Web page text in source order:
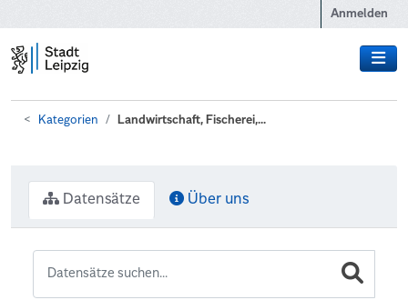
Anmelden
Kategorien Landwirtschaft, Fischerei,...
Datensätze Über uns